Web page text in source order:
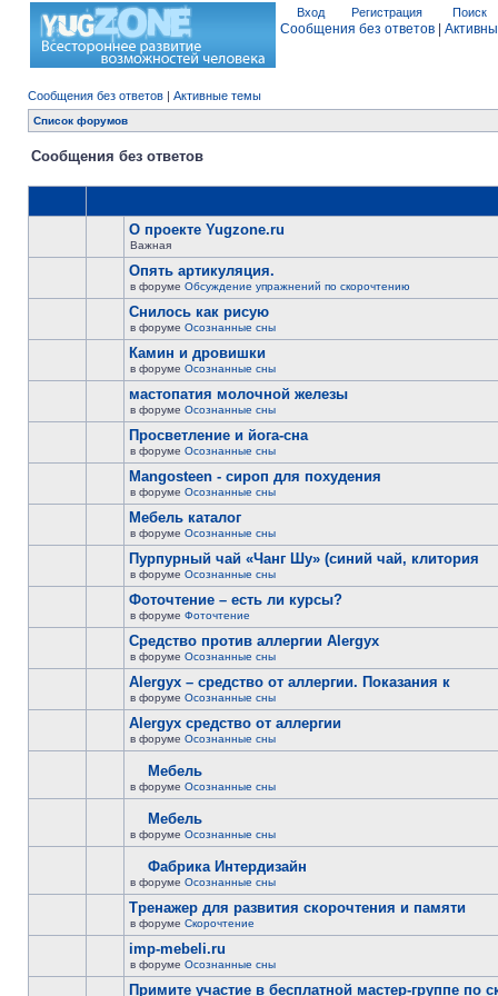
Вход Регистрация Поиск
Сообщения без ответов
Сообщения без ответов | Активные темы
Список форумов
Сообщения без ответов
О проекте Yugzone.ru
Важная
Опять артикуляция.
в форуме Обсуждение упражнений по скорочтению
Снилось как рисую
в форуме Осознанные сны
Камин и дровишки
в форуме Осознанные сны
мастопатия молочной железы
в форуме Осознанные сны
Просветление и йога-сна
в форуме Осознанные сны
Mangosteen - сироп для похудения
в форуме Осознанные сны
Мебель каталог
в форуме Осознанные сны
Пурпурный чай «Чанг Шу» (синий чай, клитория
в форуме Осознанные сны
Фоточтение – есть ли курсы?
в форуме Фоточтение
Cредство против аллергии Alergyx
в форуме Осознанные сны
Alergyx – средство от аллергии. Показания к
в форуме Осознанные сны
Alergyx средство от аллергии
в форуме Осознанные сны
Мебель
в форуме Осознанные сны
Мебель
в форуме Осознанные сны
Фабрика Интердизайн
в форуме Осознанные сны
Тренажер для развития скорочтения и памяти
в форуме Скорочтение
imp-mebeli.ru
в форуме Осознанные сны
Примите участие в бесплатной мастер-группе по